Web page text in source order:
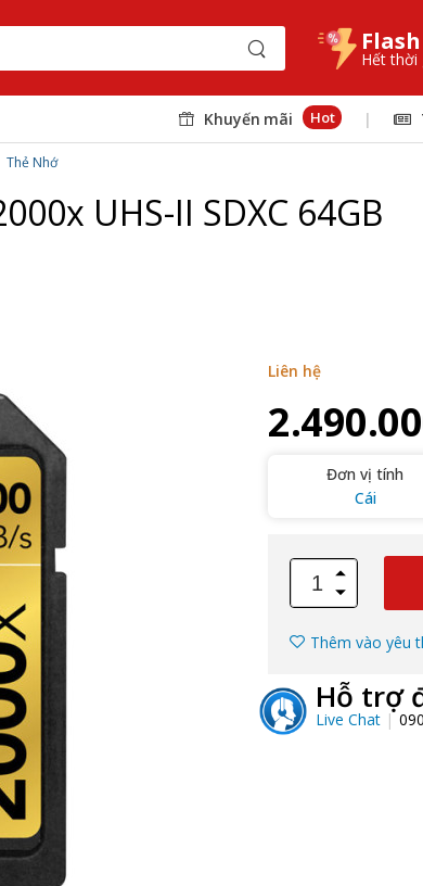
Hết thời
Khuyến mãi Hot |
Thẻ Nhớ
UHS-II SDXC 64GB
Liên hệ
Đơn vị tính
Cái
Thêm vào yêu
Hỗ trợ
Live Chat